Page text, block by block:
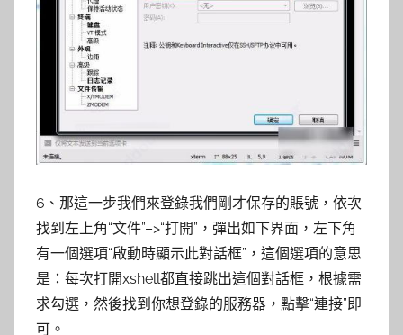
6、那這一步我們來登錄我們剛才保存的賬號，依次
找到左上角“文件”–>“打開”，彈出如下界面，左下角
有一個選項“啟動時顯示此對話框”，這個選項的意思
是：每次打開xshell都直接跳出這個對話框，根據需
求勾選，然後找到你想登錄的服務器，點擊“連接”即
可。